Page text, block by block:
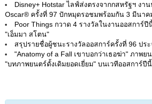
Disney+ Hotstar ไลฟ์ส่งตรงจากกสหรัฐฯ งา
Oscar® ครั้งที่ 97 ปักหมุดรอชมพร้อมกัน 3 มีนาค
Poor Things กวาด 4 รางวัลในงานออสการ์
"เอ็มมา สโตน"
สรุปรายชื่อผู้ชนะรางวัลออสการ์ครั้งที่ 96 ปร
"Anatomy of a Fall เขาบอกว่าเธอฆ่า" ภาพ
"บทภาพยนตร์ดั้งเดิมยอดเยี่ยม" บนเวทีออสการ์ปีนี้